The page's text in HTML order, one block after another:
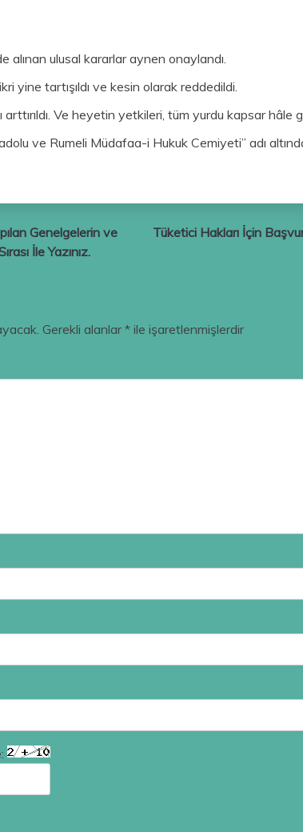
alınan ulusal kararlar aynen onaylandı.
yine tartışıldı ve kesin olarak reddedildi.
arttırıldı. Ve heyetin yetkileri, tüm yurdu kapsar hâle
ve Rumeli Müdafaa-i Hukuk Cemiyeti” adı
Genelgelerin ve
İle Yazınız.
Tüketici Hakları İçin
Gerekli alanlar* ile işaretlenmişlerdir